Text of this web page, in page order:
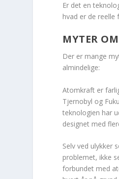
Er det en
hvad er de
MYTER
Der er mange
almindelige:
Atomkraft er
Tjernobyl og
teknologien har
designet med
Selv ved ulykker
problemet, ikke
forbundet med